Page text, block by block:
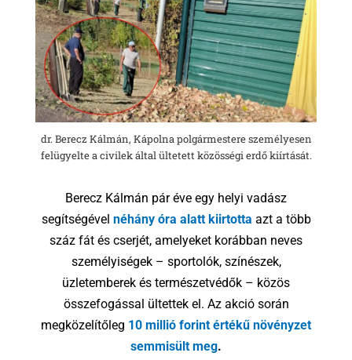
dr. Berecz Kálmán, Kápolna polgármestere személyesen
felügyelte a civilek által ültetett közösségi erdő kiírtását.
Berecz Kálmán pár éve egy helyi vadász
segítségével néhány óra alatt kiirtotta azt a több
száz fát és cserjét, amelyeket korábban neves
személyiségek – sportolók, színészek,
üzletemberek és természetvédők – közös
összefogással ültettek el. Az akció során
megközelítőleg 10 millió forint értékű növényzet
semmisült meg.